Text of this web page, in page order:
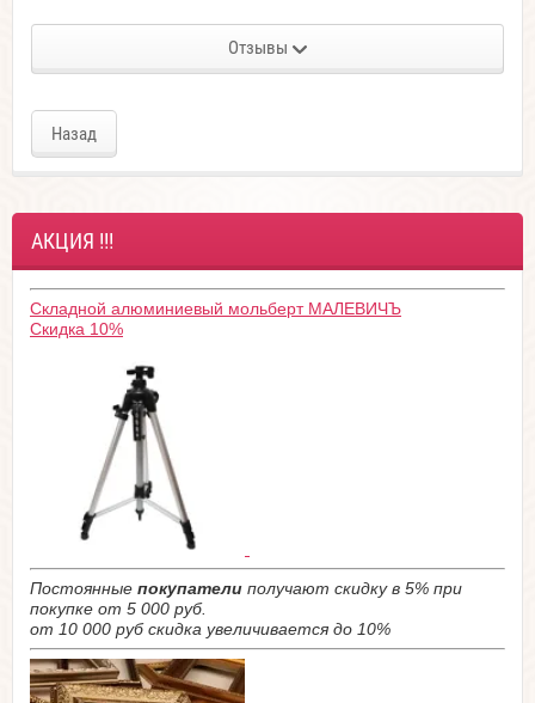
Отзывы
Назад
АКЦИЯ !!!
Складной алюминиевый мольберт МАЛЕВИЧЪ
Скидка 10%
Постоянные покупатели получают скидку в 5% при
покупке от 5 000 руб.
от 10 000 руб скидка увеличивается до 10%